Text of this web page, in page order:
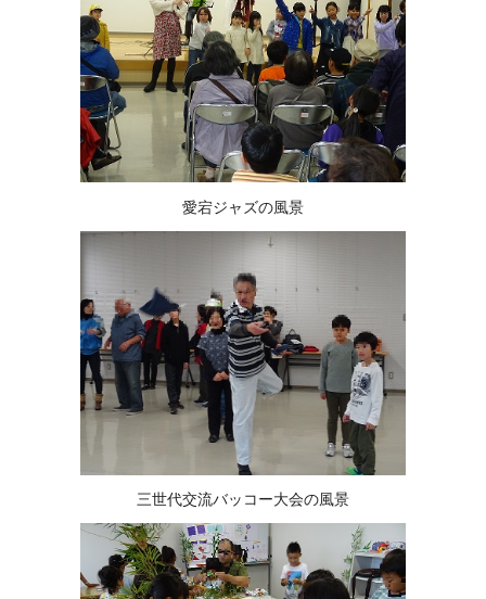
愛宕ジャズの風景
三世代交流バッコー大会の風景